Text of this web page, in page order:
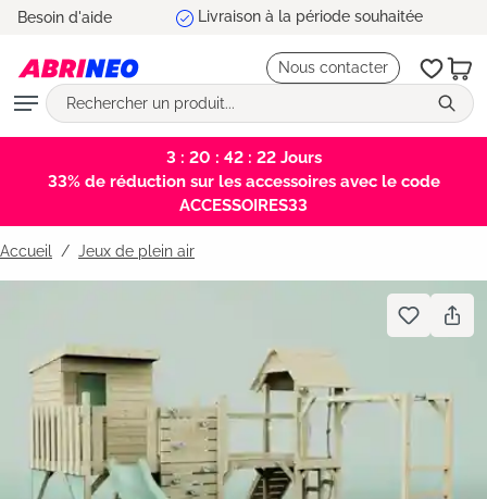
principal
Besoin d'aide 5 ans de garantie
Nous contacter
3 : 20 : 42 : 21Jours
33% de réduction sur les accessoires avec le code
ACCESSOIRES33
Accueil Jeux de plein air